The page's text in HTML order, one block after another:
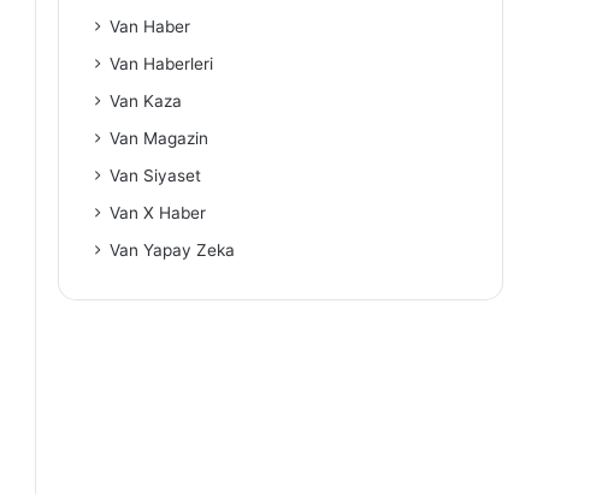
Van Haber
Van Haberleri
Van Kaza
Van Magazin
Van Siyaset
Van X Haber
Van Yapay Zeka